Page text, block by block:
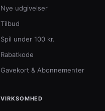
Nye udgivelser
Tilbud
Spil under 100 kr.
Rabatkode
Gavekort & Abonnementer
VIRKSOMHED